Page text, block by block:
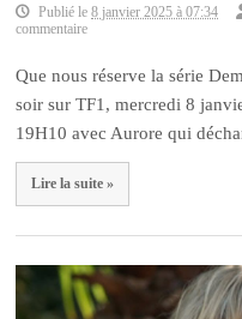
Publié le8 janvier 2025 à 07:34
commentaire
Que nous réserve la série
soir sur TF1, mercredi 8
19H10 avec Aurore qui
Lire la suite »